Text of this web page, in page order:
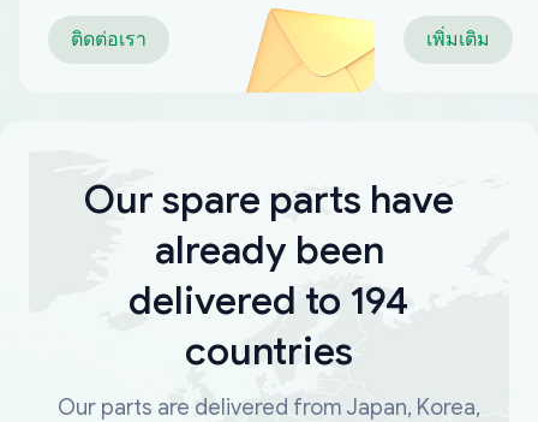
ติดต่อเรา เพิ่มเติม
Our spare parts have
already been
delivered to 194
countries
Our parts are delivered from Japan, Korea,